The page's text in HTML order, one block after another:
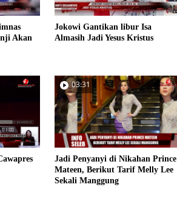
Akan
Jokowi Gantikan libur Isa
Almasih Jadi Yesus Kristus
03:31
Jadi Penyanyi di Nikahan Prince
Mateen, Berikut Tarif Melly Lee
Sekali Manggung